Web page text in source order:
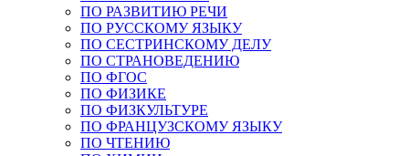
ПО РАЗВИТИЮ РЕЧИ
ПО РУССКОМУ ЯЗЫКУ
ПО СЕСТРИНСКОМУ ДЕЛУ
ПО СТРАНОВЕДЕНИЮ
ПО ФГОС
ПО ФИЗИКЕ
ПО ФИЗКУЛЬТУРЕ
ПО ФРАНЦУЗСКОМУ ЯЗЫКУ
ПО ЧТЕНИЮ